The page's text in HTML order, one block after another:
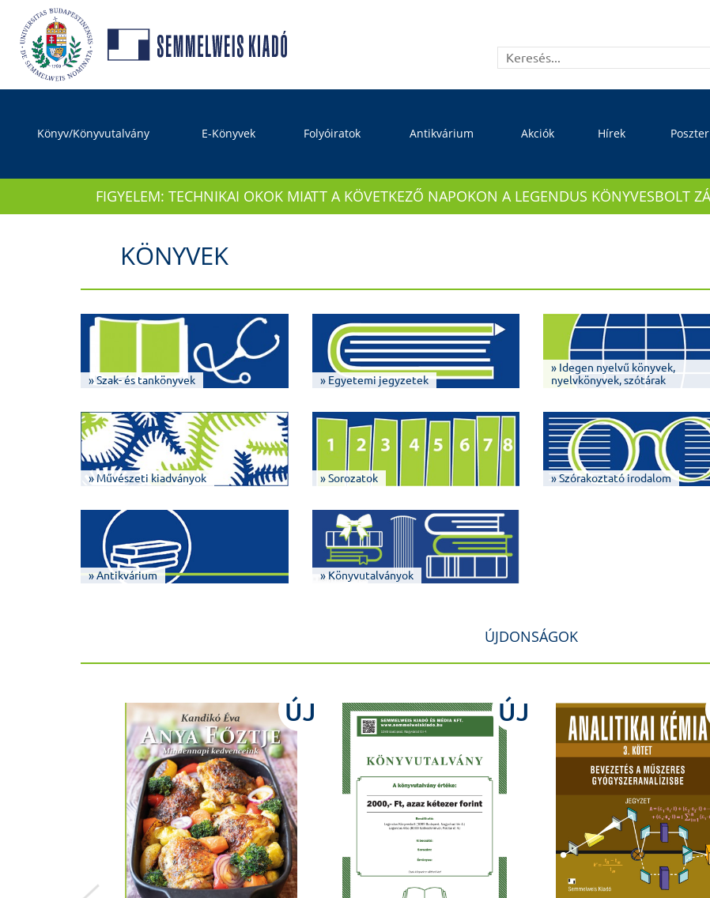
Könyv/Könyvutalvány E-Könyvek Folyóiratok Antikvárium Akciók Hírek
FIGYELEM: TECHNIKAI OKOK MIATT A KÖVETKEZŐ NAPOKON A LEGENDUS KÖNYVESBOLT
KÖNYVEK
» Szak- és tankönyvek » Egyetemi jegyzetek
» Idegen nyelvű könyvek,
nyelvkönyvek, szótárak
» Művészeti kiadványok » Sorozatok » Szórakoztató irodalom
» Antikvárium » Könyvutalványok
ÚJDONSÁGOK
ÚJ ÚJ